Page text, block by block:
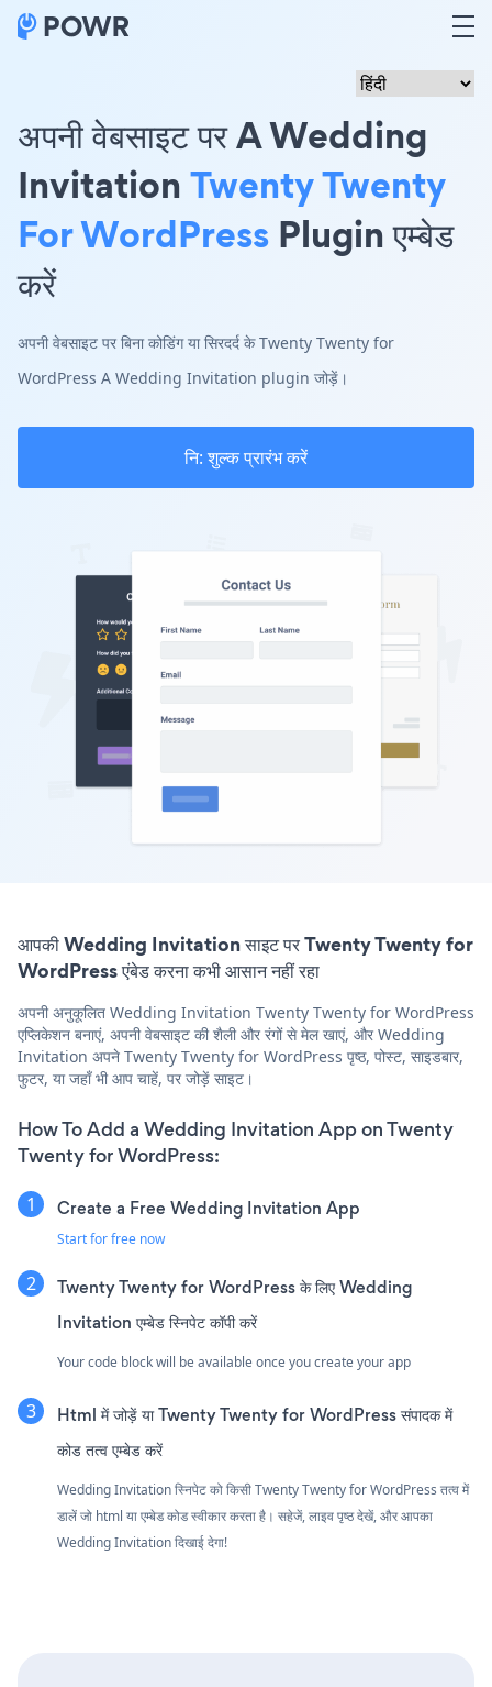
अपनी वेबसाइट पर A Wedding
InvitationTwenty Twenty
For WordPress Plugin एम्बेड
करें
अपनी वेबसाइट पर बिना कोडिंग या सिरदर्द के Twenty Twenty for
WordPress A Wedding Invitation plugin जोड़ें।
नि: शुल्क प्रारंभ करें
आपकी Wedding Invitation साइट पर Twenty Twenty for
WordPress एंबेड करना कभी आसान नहीं रहा
अपनी अनुकूलित Wedding Invitation Twenty Twenty for WordPress
एप्लिकेशन बनाएं, अपनी वेबसाइट की शैली और रंगों से मेल खाएं, और Wedding
Invitation अपने Twenty Twenty for WordPress पृष्ठ, पोस्ट, साइडबार,
फुटर, या जहाँ भी आप चाहें, पर जोड़ें साइट।
How To Add a Wedding Invitation App on Twenty
Twenty for WordPress:
Create a Free Wedding Invitation App
Start for free now
Twenty Twenty for WordPress के लिए Wedding
Invitation एम्बेड स्निपेट कॉपी करें
Your code block will be available once you create your app
Html में जोड़ें या Twenty Twenty for WordPress संपादक में
कोड तत्व एम्बेड करें
Wedding Invitation स्निपेट को किसी Twenty Twenty for WordPress तत्व में
डालें जो html या एम्बेड कोड स्वीकार करता है। सहेजें, लाइव पृष्ठ देखें, और आपका
Wedding Invitation दिखाई देगा!